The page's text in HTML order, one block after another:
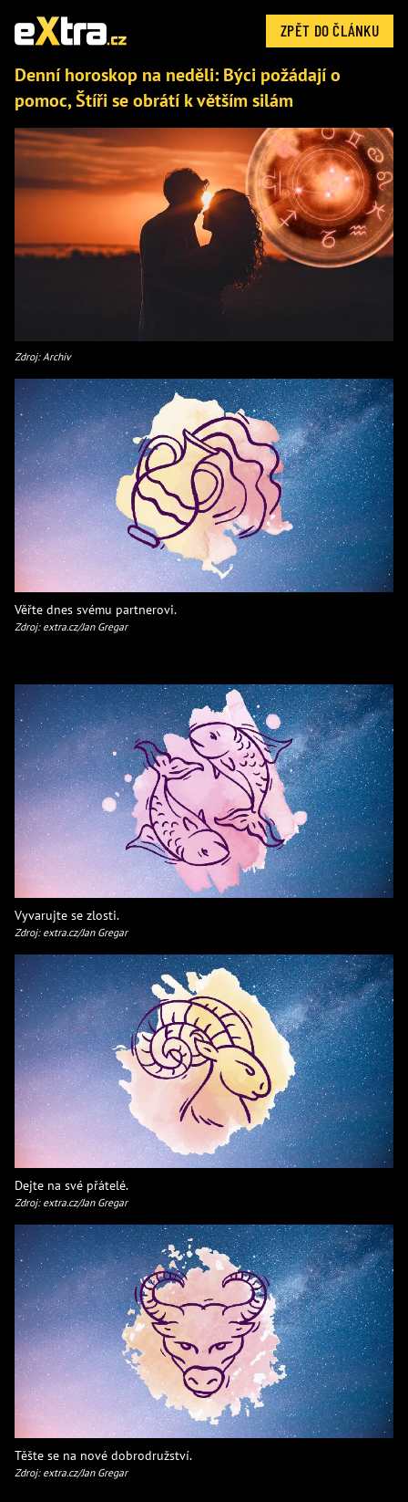
ZPĚT DO ČLÁNKU
Denní horoskop na neděli: Býci požádají o
pomoc, Štíři se obrátí k větším silám
Zdroj: Archiv
Věřte dnes svému partnerovi.
Zdroj: extra.cz/Jan Gregar
Vyvarujte se zlosti.
Zdroj: extra.cz/Jan Gregar
Dejte na své přátelé.
Zdroj: extra.cz/Jan Gregar
Těšte se na nové dobrodružství.
Zdroj: extra.cz/Jan Gregar